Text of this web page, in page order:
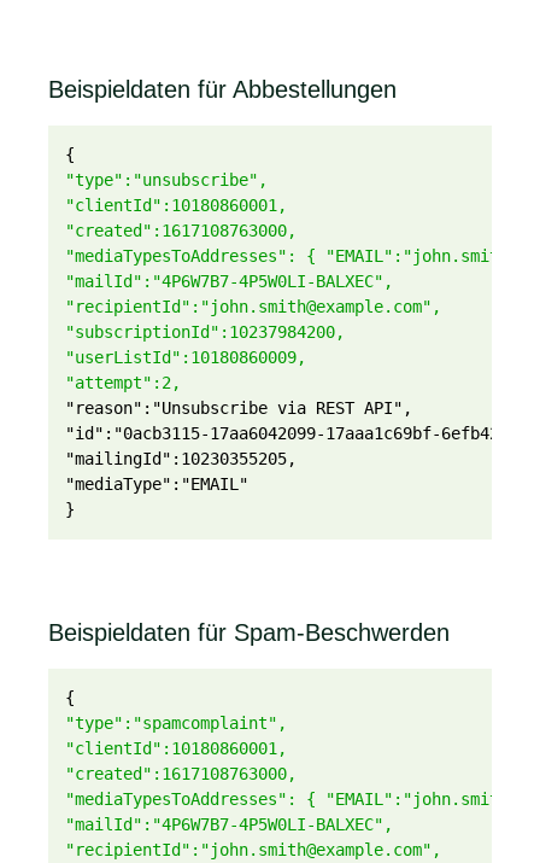
Beispieldaten für Abbestellungen
{
"type":"unsubscribe",
"clientId":10180860001,
"created":1617108763000,
"mediaTypesToAddresses": {
"mailId":"4P6W7B7-4P5W0LI-BALXEC",
"recipientId":"john.smith@example.com",
"subscriptionId":10237984200,
"userListId":10180860009,
"attempt":2,
"reason":"Unsubscribe via REST API",
"id":"0acb3115-17aa6042099-17aaa1c69bf-
"mailingId":10230355205,
"mediaType":"EMAIL"
}
Beispieldaten für Spam-Beschwerden
{
"type":"spamcomplaint",
"clientId":10180860001,
"created":1617108763000,
"mediaTypesToAddresses": {
"mailId":"4P6W7B7-4P5W0LI-BALXEC",
"recipientId":"john.smith@example.com",